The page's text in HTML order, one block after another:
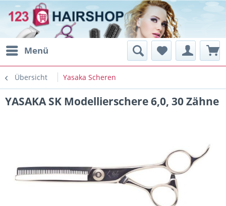
Menü
Übersicht Yasaka Scheren
YASAKA SK Modellierschere 6,0, 30 Zähne